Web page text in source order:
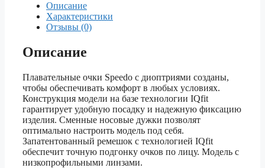
Описание
Характеристики
Отзывы (0)
Описание
Плавательные очки Speedo с диоптриями созданы,
чтобы обеспечивать комфорт в любых условиях.
Конструкция модели на базе технологии IQfit
гарантирует удобную посадку и надежную фиксацию
изделия. Сменные носовые дужки позволят
оптимально настроить модель под себя.
Запатентованный ремешок с технологией IQfit
обеспечит точную подгонку очков по лицу. Модель с
низкопрофильными линзами.